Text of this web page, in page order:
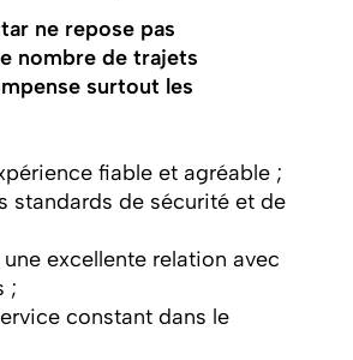
ne repose pas
nombre de trajets
surtout les
fiable et agréable ;
standards de sécurité et de
excellente relation avec
;
constant dans le